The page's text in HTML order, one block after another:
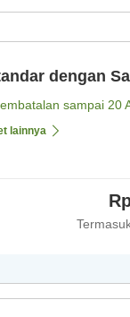
dengan
sampai 20
lainnya